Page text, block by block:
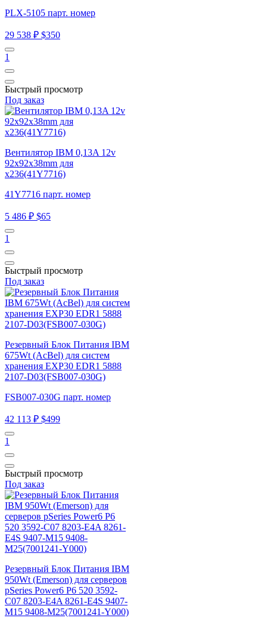
PLX-5105 парт. номер
29 538 ₽ $350
1
Быстрый просмотр
Под заказ
Вентилятор IBM 0,13A 12v
92x92x38mm для
x236(41Y7716)
41Y7716 парт. номер
5 486 ₽ $65
1
Быстрый просмотр
Под заказ
Резервный Блок Питания IBM
675Wt (AcBel) для систем
хранения EXP30 EDR1 5888
2107-D03(FSB007-030G)
FSB007-030G парт. номер
42 113 ₽ $499
1
Быстрый просмотр
Под заказ
Резервный Блок Питания IBM
950Wt (Emerson) для серверов
pSeries Power6 P6 520 3592-
C07 8203-E4A 8261-E4S 9407-
M15 9408-M25(7001241-Y000)